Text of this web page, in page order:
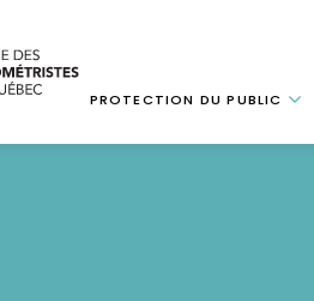
PROTECTION DU PUBLIC